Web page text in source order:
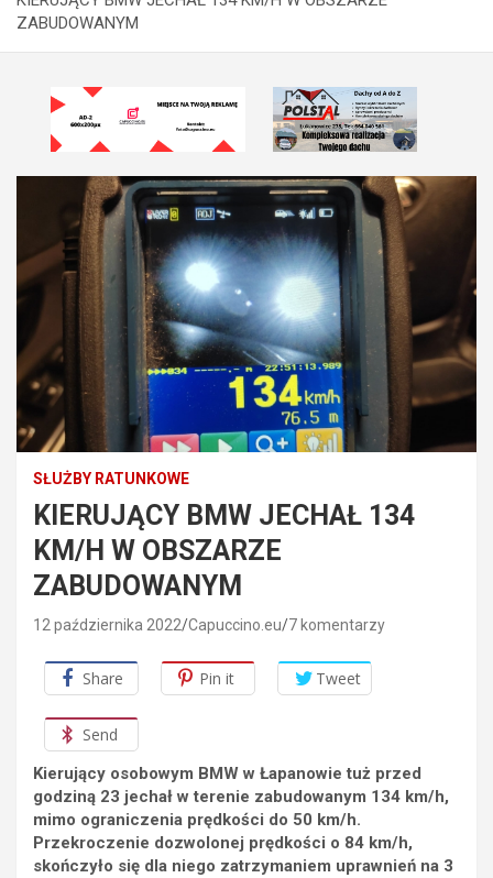
ZABUDOWANYM
SŁUŻBY RATUNKOWE
KIERUJĄCY BMW JECHAŁ 134
KM/H W OBSZARZE
ZABUDOWANYM
12 października 2022 Capuccino.eu 7 komentarzy
Share Pin it Tweet
Send
Kierujący osobowym BMW w Łapanowie tuż przed
godziną 23 jechał w terenie zabudowanym 134 km/h,
mimo ograniczenia prędkości do 50 km/h.
Przekroczenie dozwolonej prędkości o 84 km/h,
skończyło się dla niego zatrzymaniem uprawnień na 3